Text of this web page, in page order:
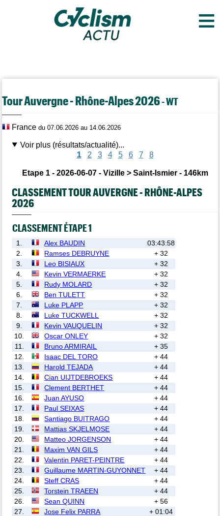
≡
Tour Auvergne - Rhône-Alpes 2026- WT
Francedu 07.06.2026 au 14.06.2026
Voir plus (résultats/actualité)...
1 2 3 4 5 6 7 8
Etape 1 - 2026-06-07 - Vizille > Saint-Ismier - 146km
CLASSEMENT TOUR AUVERGNE - RHÔNE-ALPES
2026
CLASSEMENT ÉTAPE 1
1. Alex BAUDIN
03:43:58
2.
Ramses DEBRUYNE
+ 32
3.
Leo BISIAUX
+ 32
4.
Kevin VERMAERKE
+ 32
5.
Rudy MOLARD
+ 32
6.
Ben TULETT
+ 32
7.
Luke PLAPP
+ 32
8.
Luke TUCKWELL
+ 32
9.
Kevin VAUQUELIN
+ 32
10.
Oscar ONLEY
+ 32
11.
Bruno ARMIRAIL
+ 35
12.
Isaac DEL TORO
+ 44
13.
Harold TEJADA
+ 44
14.
Cian UIJTDEBROEKS
+ 44
15.
Clement BERTHET
+ 44
16.
Juan AYUSO
+ 44
17.
Paul SEIXAS
+ 44
18.
Santiago BUITRAGO
+ 44
19.
Mattias SKJELMOSE
+ 44
20.
Matteo JORGENSON
+ 44
21.
Maxim VAN GILS
+ 44
22.
Valentin PARET-PEINTRE
+ 44
23.
Guillaume MARTIN-GUYONNET
+ 44
24.
Steff CRAS
+ 44
25.
Torstein TRAEEN
+ 44
26.
Sean QUINN
+ 56
27.
Jose Felix PARRA
+ 01:04